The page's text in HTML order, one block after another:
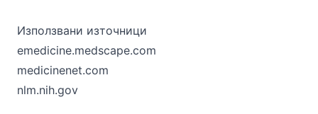
Използвани източници
emedicine.medscape.com
medicinenet.com
nlm.nih.gov